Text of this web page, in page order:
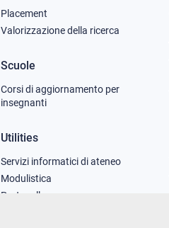
column
2
Placement
Valorizzazione della ricerca
Scuole
Corsi di aggiornamento per
insegnanti
Utilities
Servizi informatici di ateneo
Modulistica
Protocollo